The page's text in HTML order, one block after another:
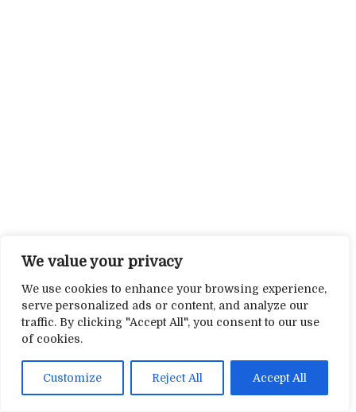
We value your privacy
We use cookies to enhance your browsing experience,
serve personalized ads or content, and analyze our
traffic. By clicking "Accept All", you consent to our use
of cookies.
Customize Reject All Accept All